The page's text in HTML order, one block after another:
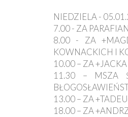
NIEDZIELA -
7.00 - ZA PARAFIAN
8.00 - ZA
KOWNACKICH I
10.00 – ZA
11.30 – MSZA
13.00 – ZA
18.00 – ZA